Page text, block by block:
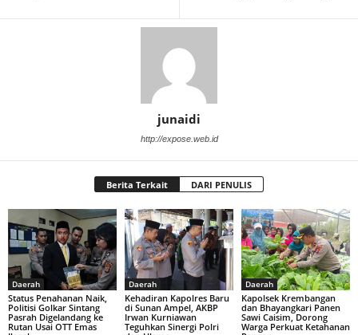
junaidi
http://expose.web.id
Berita Terkait DARI PENULIS
Daerah
Status Penahanan Naik,
Politisi Golkar Sintang
Pasrah Digelandang ke
Rutan Usai OTT Emas
Daerah
Kehadiran Kapolres Baru
di Sunan Ampel, AKBP
Irwan Kurniawan
Teguhkan Sinergi Polri
Daerah
Kapolsek Krembangan
dan Bhayangkari Panen
Sawi Caisim, Dorong
Warga Perkuat Ketahanan